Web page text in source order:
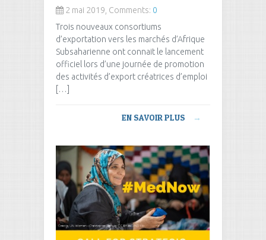
2 mai 2019, Comments: 0
Trois nouveaux consortiums
d’exportation vers les marchés d’Afrique
Subsaharienne ont connait le lancement
officiel lors d’une journée de promotion
des activités d’export créatrices d’emploi
[…]
EN SAVOIR PLUS →